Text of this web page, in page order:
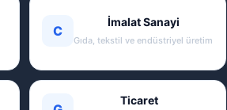
C
İmalat Sanayi
Gıda, tekstil ve endüstriyel üretim
Ticaret